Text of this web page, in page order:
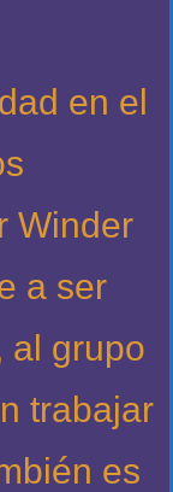
en el
Winder
a ser
al grupo
trabajar
es